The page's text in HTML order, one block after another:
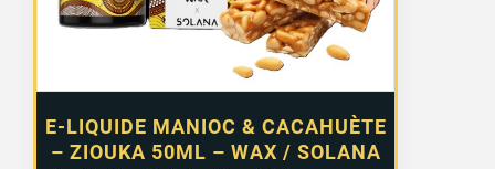
E-LIQUIDE MANIOC & CACAHUÈTE
– ZIOUKA 50ML – WAX / SOLANA